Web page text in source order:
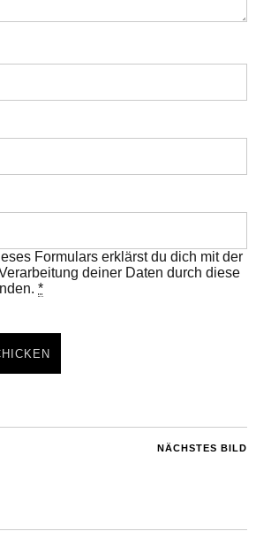
Formulars erklärst du dich mit der
deiner Daten durch diese
*
NÄCHSTES BILD